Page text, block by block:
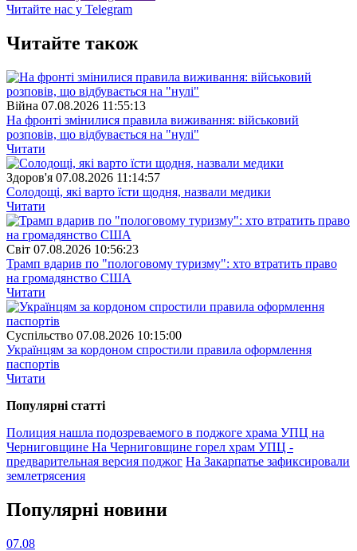
Читайте нас у Telegram
Читайте також
Війна 07.08.2026 11:55:13
На фронті змінилися правила виживання: військовий
розповів, що відбувається на "нулі"
Читати
Здоров'я 07.08.2026 11:14:57
Солодощі, які варто їсти щодня, назвали медики
Читати
Свiт 07.08.2026 10:56:23
Трамп вдарив по "пологовому туризму": хто втратить право
на громадянство США
Читати
Суспiльство 07.08.2026 10:15:00
Українцям за кордоном спростили правила оформлення
паспортів
Читати
Популярнi статтi
Полиция нашла подозреваемого в поджоге храма УПЦ на
Черниговщине На Черниговщине горел храм УПЦ -
предварительная версия поджог На Закарпатье зафиксировали
землетрясения
Популярнi новини
07.08